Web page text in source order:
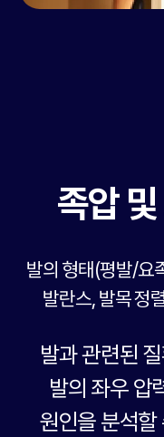
족압
발의 형태(평발/요
발란스, 발목 정
발과 관련된
발의 좌우 압
원인을 분석할